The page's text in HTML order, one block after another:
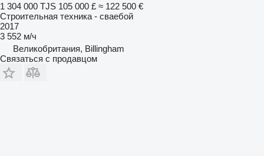
1 304 000 TJS 105 000 £ ≈ 122 500 €
Строительная техника - сваебой
2017
3 552 м/ч
Великобритания, Billingham
Связаться с продавцом